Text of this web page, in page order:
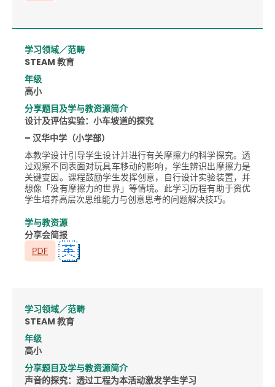
学习领域／范畴
STEAM 教育
年级
高小
分享题目及学与教资源简介
设计及评估实验：小车坡道的探究
– 汉华中学（小学部）
本教学设计引导学生设计并进行有关摩擦力的科学探究。透
过观察不同表面对玩具车移动的影响，学生辨识出摩擦力是
关键变因。课程鼓励学生发挥创意，自行设计实验装置，并
想像「没有摩擦力的世界」等情境。此学习历程有助于资优
学生培养高层次思维能力与创意思考的问题解决技巧。
学与教资源
分享会简报
学习领域／范畴
STEAM 教育
年级
高小
分享题目及学与教资源简介
声音的探究：透过工程为本活动激发学生学习